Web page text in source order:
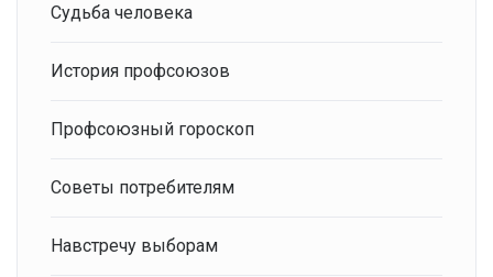
Судьба человека
История профсоюзов
Профсоюзный гороскоп
Советы потребителям
Навстречу выборам